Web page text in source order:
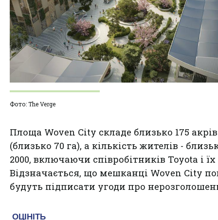
Фото: The Verge
Площа Woven City складе близько 175 акрів
(близько 70 га), а кількість жителів -
2000, включаючи співробітників Toyota і їх
Відзначається, що мешканці Woven City
будуть підписати угоди про